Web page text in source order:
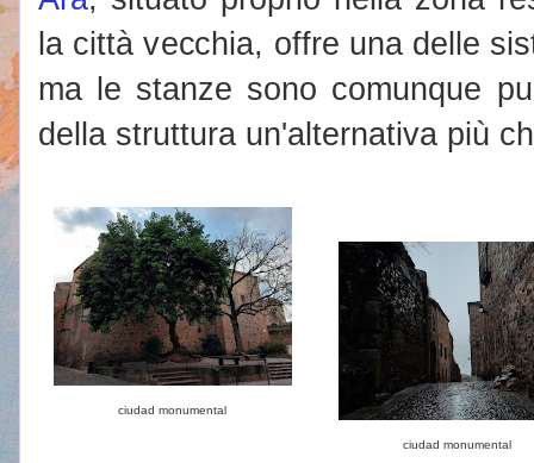
la città vecchia, offre una delle
ma le stanze sono comunque
della struttura un'alternativa più
ciudad monumental
ciudad monumental